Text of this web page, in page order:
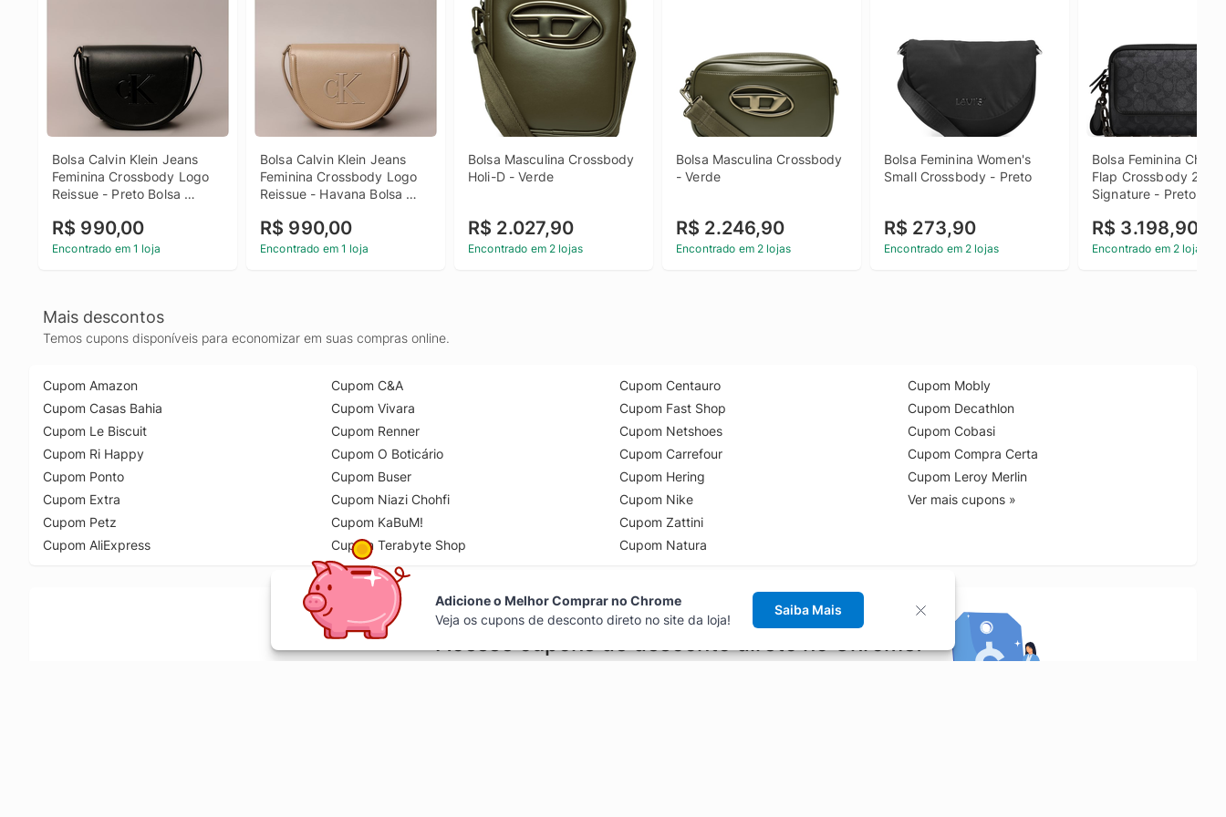
Bolsa Calvin Klein Jeans
Feminina Crossbody Logo
Reissue - Preto Bolsa
Crossbody Logo Reissue
Preto u
R$ 990,00
Encontrado em 1 loja
Bolsa Calvin Klein Jeans
Feminina Crossbody Logo
Reissue - Havana Bolsa
Crossbody Logo Reissue
Havana u
R$ 990,00
Encontrado em 1 loja
Bolsa Masculina Crossbody
Holi-D - Verde
R$ 2.027,90
Encontrado em 2 lojas
Bolsa Masculina Crossbody
- Verde
R$ 2.246,90
Encontrado em 2 lojas
Bolsa Feminina Women's
Small Crossbody - Preto
R$ 273,90
Encontrado em 2 lojas
Bolsa Feminina
Flap Crossbody 24
Signature - Preto
R$ 3.198,90
Encontrado em 2 lojas
Mais descontos
Temos cupons disponíveis para economizar em suas compras online.
Cupom Amazon
Cupom Casas Bahia
Cupom Le Biscuit
Cupom Ri Happy
Cupom Ponto
Cupom Extra
Cupom Petz
Cupom AliExpress
Cupom C&A
Cupom Vivara
Cupom Renner
Cupom O Boticário
Cupom Buser
Cupom Niazi Chohfi
Cupom KaBuM!
Cupom Terabyte Shop
Cupom Centauro
Cupom Fast Shop
Cupom Netshoes
Cupom Carrefour
Cupom Hering
Cupom Nike
Cupom Zattini
Cupom Natura
Cupom Mobly
Cupom Decathlon
Cupom Cobasi
Cupom Compra Certa
Cupom Leroy Merlin
Ver mais cupons »
Acesse cupons de desconto direto no Chrome!
Adicione o Melhor Comprar no Chrome
Veja os cupons de desconto direto no site da loja!
Saiba Mais